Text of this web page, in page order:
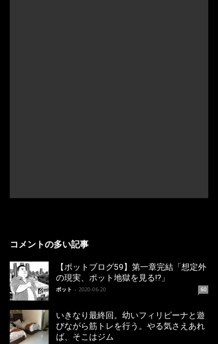
コメントの多い記事
【ポットブログ59】第一章完結「想定外
の現実、ポット地獄を見る!?」
ポット - 2020-06-20 60
いきなり最終回。幼いフィリピーナと遊
びながら筋トレを行う。やる気さえあれ
ば、そこはジム